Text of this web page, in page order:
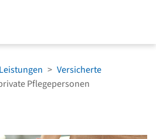
Versicherte
Pflegepersonen